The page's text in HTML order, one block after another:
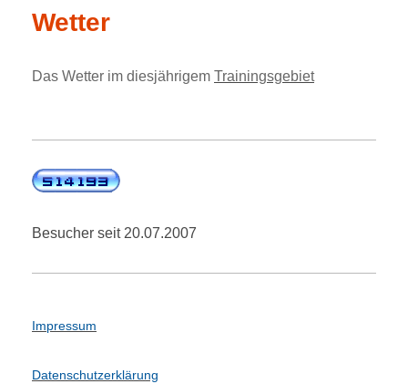
Wetter
Das Wetter im diesjährigem Trainingsgebiet
Besucher seit 20.07.2007
Impressum
Datenschutzerklärung